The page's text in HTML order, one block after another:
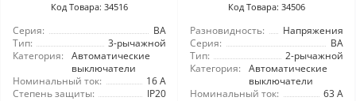
Код Товара: 34516
Серия:
ВА
Тип:
3-рычажной
Категория:
Автоматические
выключатели
Номинальный ток:
16 А
Степень защиты:
IP20
Код Товара: 34506
Разновидность:
Напряжения
Серия:
ВА
Тип:
2-рычажной
Категория:
Автоматические
выключатели
Номинальный ток:
63 А